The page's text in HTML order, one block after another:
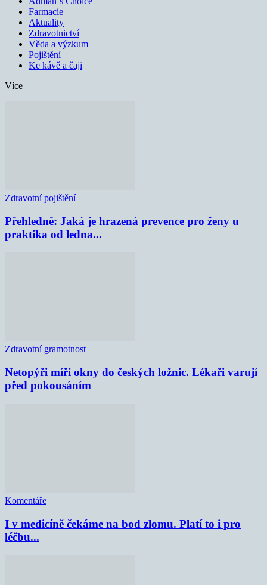
Farmacie
Aktuality
Zdravotnictví
Věda a výzkum
Pojištění
Ke kávě a čaji
Více
Zdravotní pojištění
Přehledně: Jaká je hrazená prevence pro ženy u
praktika od ledna...
Zdravotní gramotnost
Netopýři míří okny do českých ložnic. Lékaři varují
před pokousáním
Komentáře
I v medicíně čekáme na bod zlomu. Platí to i pro
léčbu...